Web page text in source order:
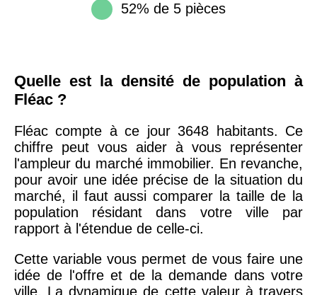
52% de 5 pièces
Quelle est la densité de population à
Fléac ?
Fléac compte à ce jour 3648 habitants. Ce
chiffre peut vous aider à vous représenter
l'ampleur du marché immobilier. En revanche,
pour avoir une idée précise de la situation du
marché, il faut aussi comparer la taille de la
population résidant dans votre ville par
rapport à l'étendue de celle-ci.
Cette variable vous permet de vous faire une
idée de l'offre et de la demande dans votre
ville. La dynamique de cette valeur à travers